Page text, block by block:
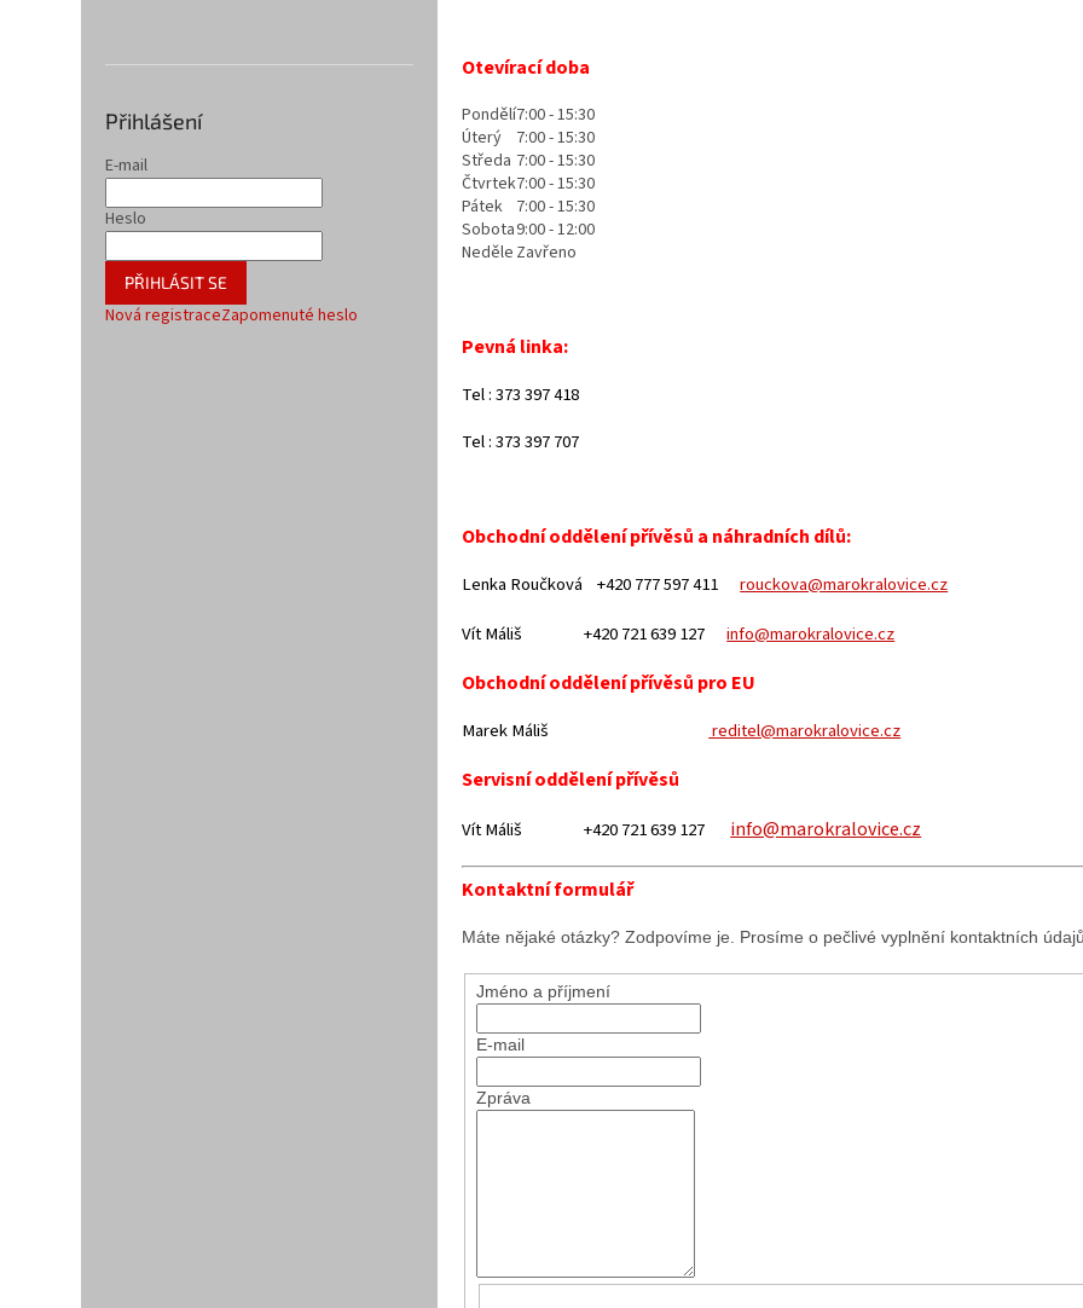
Přihlášení
E-mail
Heslo
PŘIHLÁSIT SE
Nová registraceZapomenuté heslo
Otevírací doba
Pondělí7:00 - 15:30
Úterý
7:00 - 15:30
Středa 7:00 - 15:30
Čtvrtek7:00 - 15:30
Pátek 7:00 - 15:30
Sobota9:00 - 12:00
Neděle Zavřeno
Pevná linka:
Tel : 373 397 418
Tel : 373 397 707
Obchodní oddělení přívěsů a náhradních dílů:
Lenka Roučková +420 777 597 411rouckova@marokralovice.cz
Vít Máliš +420 721 639 127info@marokralovice.cz
Obchodní oddělení přívěsů pro EU
Marek Máliš reditel@marokralovice.cz
Servisní oddělení přívěsů
Vít Máliš +420 721 639 127 info@marokralovice.cz
Kontaktní formulář
Máte nějaké otázky? Zodpovíme je. Prosíme o pečlivé vyplnění kontaktních
Jméno a příjmení
E-mail
Zpráva